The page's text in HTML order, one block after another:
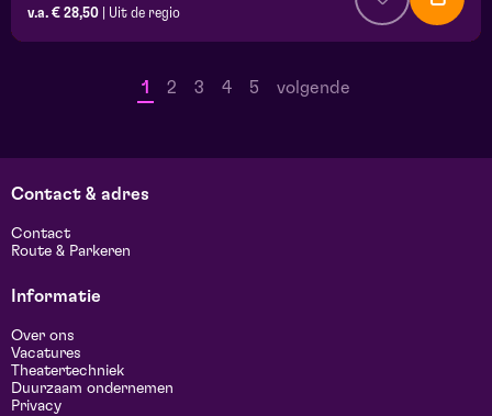
v.a. € 28,50
Uit de regio
1 2 3 4 5 volgende
Contact & adres
Contact
Route & Parkeren
Informatie
Over ons
Vacatures
Theatertechniek
Duurzaam ondernemen
Privacy